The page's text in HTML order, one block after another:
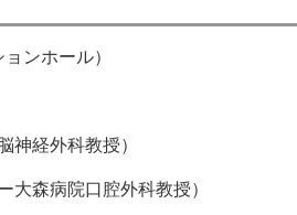
ンホール）
経外科教授）
森病院口腔外科教授）